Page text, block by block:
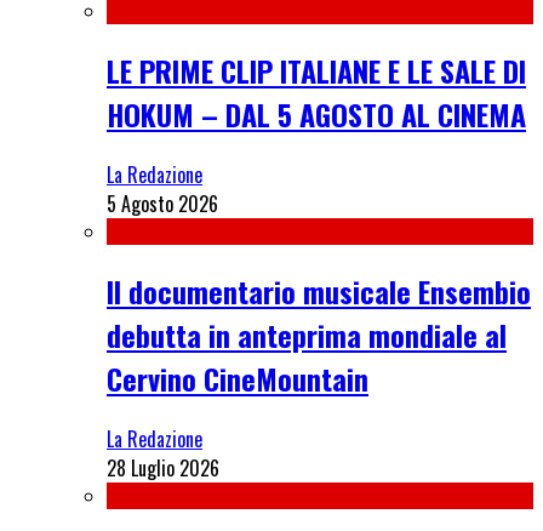
LE PRIME CLIP ITALIANE E LE SALE DI
HOKUM – DAL 5 AGOSTO AL CINEMA
La Redazione
5 Agosto 2026
Il documentario musicale Ensembio
debutta in anteprima mondiale al
Cervino CineMountain
La Redazione
28 Luglio 2026